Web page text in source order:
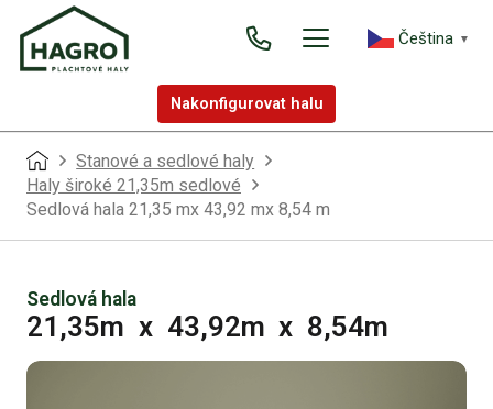
Čeština‎ ▼
Nakonfigurovat halu
Stanové a sedlové haly
Haly široké 21,35m sedlové
Sedlová hala 21,35 mx 43,92 mx 8,54 m
Sedlová hala
21,35m x 43,92m x 8,54m